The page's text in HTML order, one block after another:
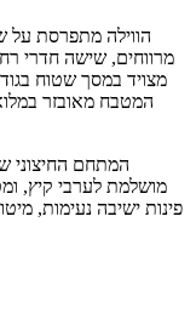
המטבח מאובזר
המתחם החיצוני
פינות ישיבה נעימות,